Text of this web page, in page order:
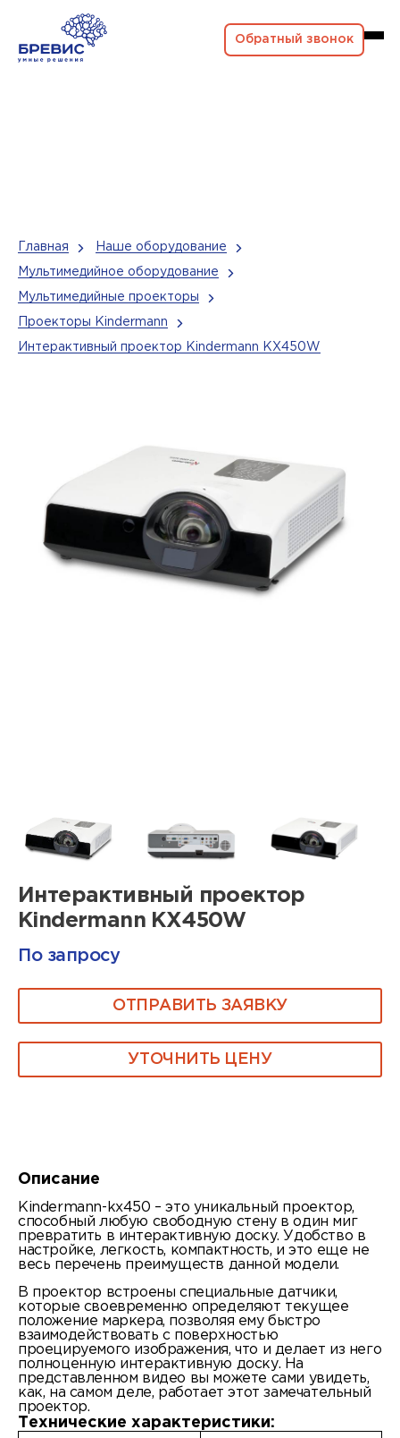
Обратный звонок
Главная Наше оборудование
Мультимедийное оборудование
Мультимедийные проекторы
Проекторы Kindermann
Интерактивный проектор Kindermann KX450W
Интерактивный проектор
Kindermann KX450W
По запросу
ОТПРАВИТЬ ЗАЯВКУ
УТОЧНИТЬ ЦЕНУ
Описание
Kindermann-kx450 – это уникальный проектор,
способный любую свободную стену в один миг
превратить в интерактивную доску. Удобство в
настройке, легкость, компактность, и это еще не
весь перечень преимуществ данной модели.
В проектор встроены специальные датчики,
которые своевременно определяют текущее
положение маркера, позволяя ему быстро
взаимодействовать с поверхностью
проецируемого изображения, что и делает из него
полноценную интерактивную доску. На
представленном видео вы можете сами увидеть,
как, на самом деле, работает этот замечательный
проектор.
Технические характеристики: